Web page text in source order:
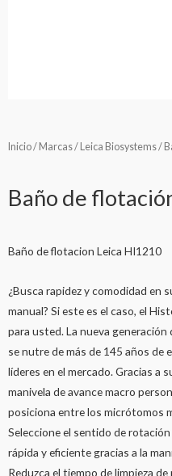
Inicio/ Marcas/ Leica Biosystems/
Baño de
Baño de flotacion Leica HI1210
¿Busca rapidez y comodidad en
manual? Si este es el caso, el
para usted. La nueva
se nutre de más de 145 años de
líderes en el mercado. Gracias a
manivela de avance macro
posiciona entre los micrótomos
Seleccione el sentido de
rápida y eficiente gracias a la
Reduzca el tiempo de limpieza